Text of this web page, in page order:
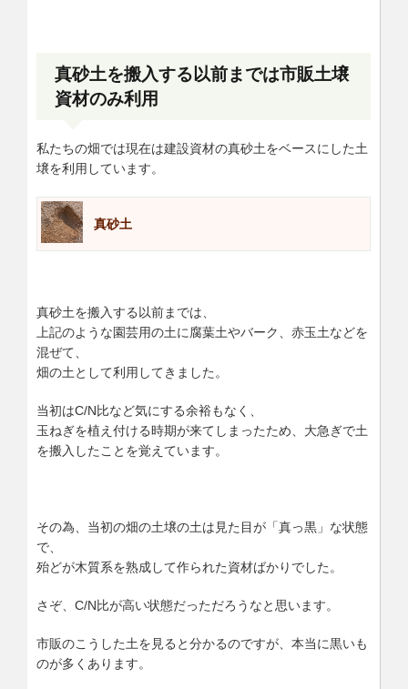
真砂土を搬入する以前までは市販土壌
資材のみ利用
私たちの畑では現在は建設資材の真砂土をベースにした土
壌を利用しています。
真砂土
真砂土を搬入する以前までは、
上記のような園芸用の土に腐葉土やバーク、赤玉土などを
混ぜて、
畑の土として利用してきました。
当初はC/N比など気にする余裕もなく、
玉ねぎを植え付ける時期が来てしまったため、大急ぎで土
を搬入したことを覚えています。
その為、当初の畑の土壌の土は見た目が「真っ黒」な状態
で、
殆どが木質系を熟成して作られた資材ばかりでした。
さぞ、C/N比が高い状態だっただろうなと思います。
市販のこうした土を見ると分かるのですが、本当に黒いも
のが多くあります。